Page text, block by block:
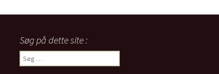
Søg på dette site :
Søg
efter: